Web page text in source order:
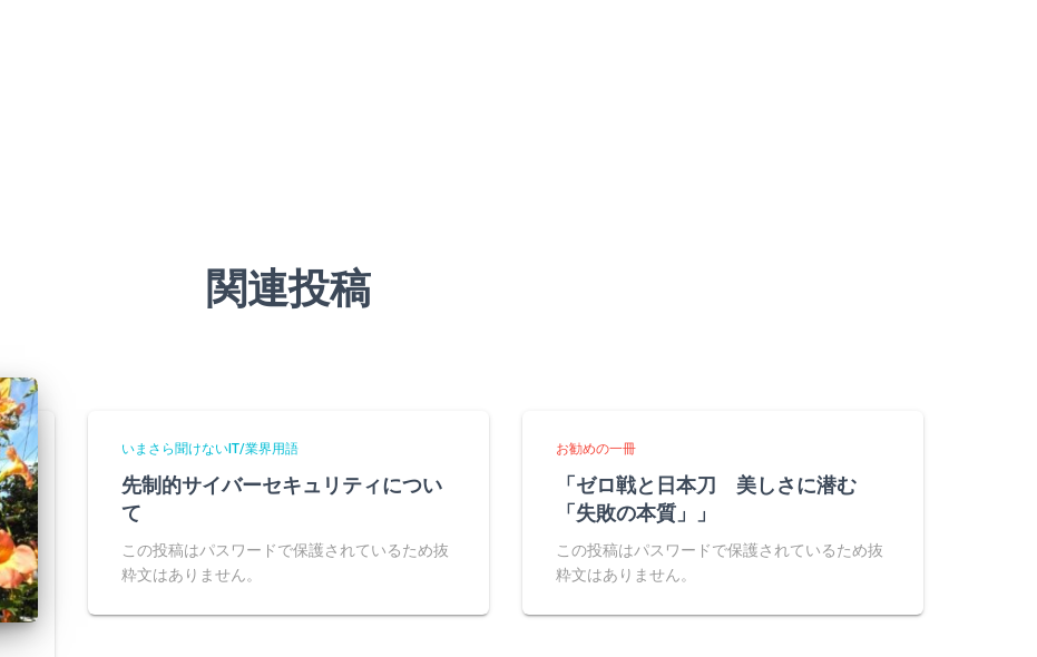
関連投稿
いまさら聞けないIT/業界用語
先制的サイバーセキュリティについ
て
この投稿はパスワードで保護されているため抜
粋文はありません。
お勧めの一冊
「ゼロ戦と日本刀 美しさに潜む
「失敗の本質」」
この投稿はパスワードで保護されているため抜
粋文はありません。